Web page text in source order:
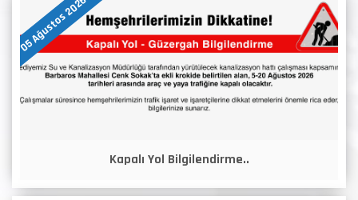
05 Ağustos 2026
Kapalı Yol Bilgilendirme..